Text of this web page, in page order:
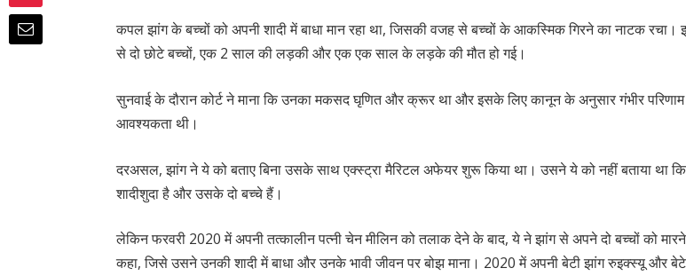
कपल झांग के बच्चों को अपनी शादी में बाधा मान रहा था, जिसकी वजह से बच्चों के आकस्मिक गिरने का नाटक रचा।
से दो छोटे बच्चों, एक 2 साल की लड़की और एक एक साल के लड़के की मौत हो गई।
सुनवाई के दौरान कोर्ट ने माना कि उनका मकसद घृणित और क्रूर था और इसके लिए कानून के अनुसार गंभीर
आवश्यकता थी।
दरअसल, झांग ने ये को बताए बिना उसके साथ एक्स्ट्रा मैरिटल अफेयर शुरू किया था। उसने ये को नहीं बताया था
शादीशुदा है और उसके दो बच्चे हैं।
लेकिन फरवरी 2020 में अपनी तत्कालीन पत्नी चेन मीलिन को तलाक देने के बाद, ये ने झांग से अपने दो बच्चों को
कहा, जिसे उसने उनकी शादी में बाधा और उनके भावी जीवन पर बोझ माना। 2020 में अपनी बेटी झांग रुइक्स्यू और